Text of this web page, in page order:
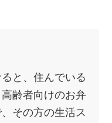
と、住んでいる
齢者向けのお弁
その方の生活ス